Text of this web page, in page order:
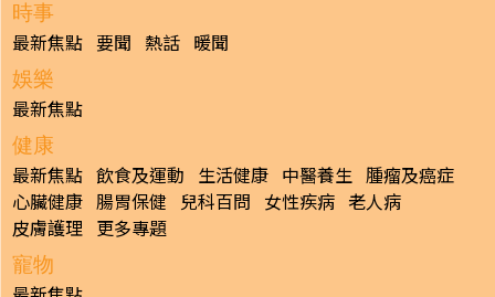
時事
最新焦點 要聞 熱話 暖聞
娛樂
最新焦點
健康
最新焦點 飲食及運動 生活健康 中醫養生 腫瘤及癌症
心臟健康 腸胃保健 兒科百問 女性疾病 老人病
皮膚護理 更多專題
寵物